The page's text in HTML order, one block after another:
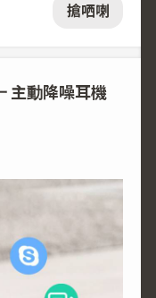
搶哂喇
主動降噪耳機